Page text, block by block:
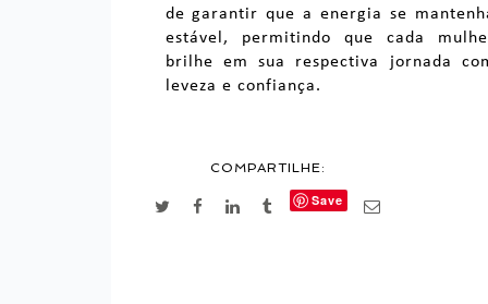
de garantir que a energia se
estável, permitindo que cada
brilhe em sua respectiva jornada
leveza e confiança.
COMPARTILHE:
Save